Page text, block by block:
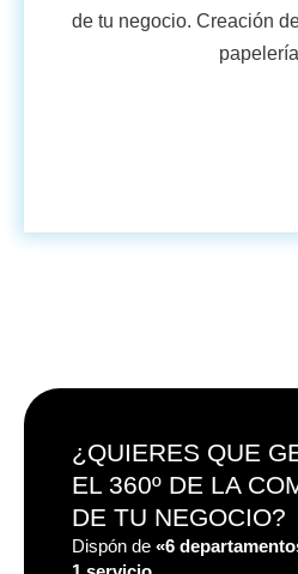
de tu negocio. Creación
¿QUIERES QUE
EL 360º DE LA
DE TU NEGOCIO?
Dispón de «6